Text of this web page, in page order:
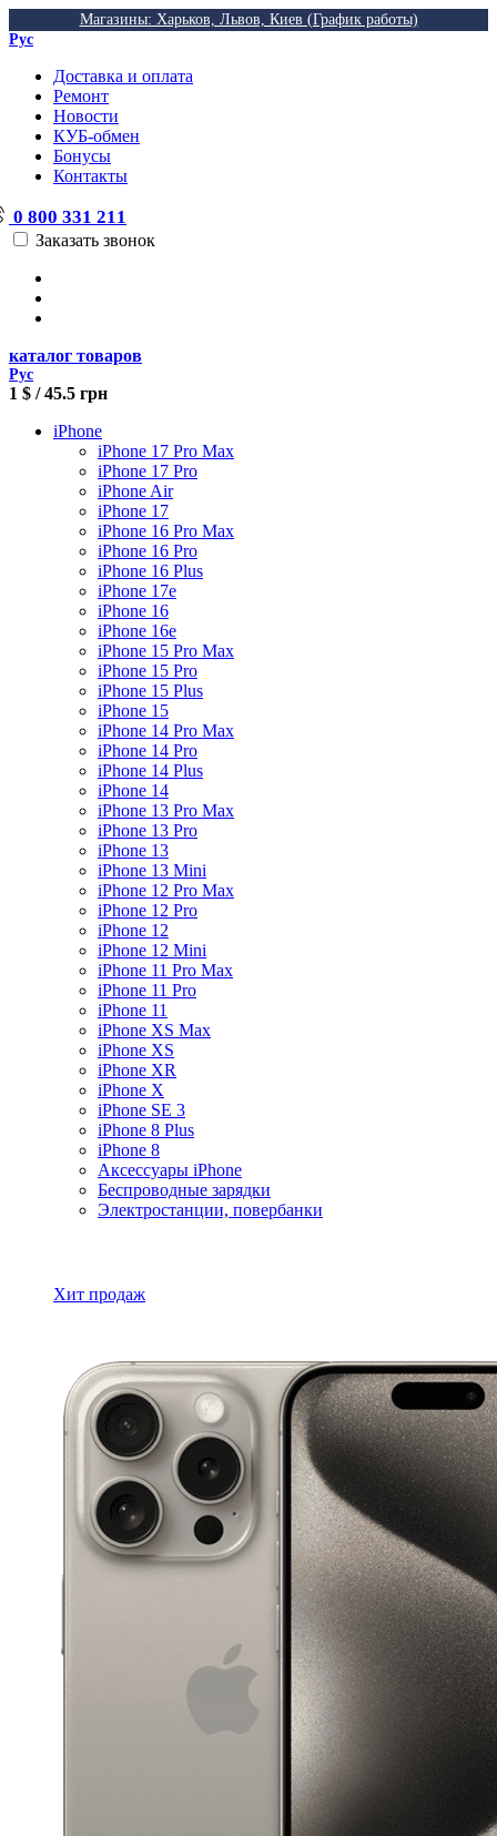
Магазины: Харьков, Львов, Киев (График работы)
Рус
Доставка и оплата
Ремонт
Новости
КУБ-обмен
Бонусы
Контакты
0 800 331 211
Заказать звонок
каталог товаров
Рус
1 $ / 45.5 грн
iPhone
iPhone 17 Pro Max
iPhone 17 Pro
iPhone Air
iPhone 17
iPhone 16 Pro Max
iPhone 16 Pro
iPhone 16 Plus
iPhone 17e
iPhone 16
iPhone 16e
iPhone 15 Pro Max
iPhone 15 Pro
iPhone 15 Plus
iPhone 15
iPhone 14 Pro Max
iPhone 14 Pro
iPhone 14 Plus
iPhone 14
iPhone 13 Pro Max
iPhone 13 Pro
iPhone 13
iPhone 13 Mini
iPhone 12 Pro Max
iPhone 12 Pro
iPhone 12
iPhone 12 Mini
iPhone 11 Pro Max
iPhone 11 Pro
iPhone 11
iPhone XS Max
iPhone XS
iPhone XR
iPhone X
iPhone SE 3
iPhone 8 Plus
iPhone 8
Аксессуары iPhone
Беспроводные зарядки
Электростанции, повербанки
Хит продаж